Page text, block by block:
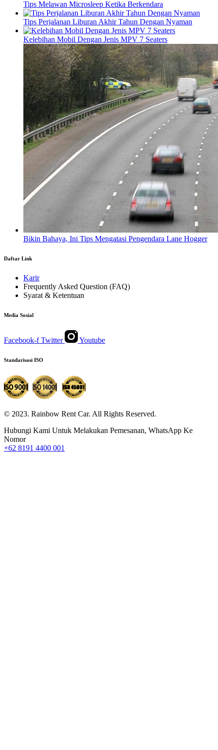
Tips Melawan Microsleep Ketika Berkendara
Tips Perjalanan Liburan Akhir Tahun Dengan Nyaman
Kelebihan Mobil Dengan Jenis MPV 7 Seaters
Bikin Bahaya, Ini Tips Mengatasi Pengendara Lane Hogger
Daftar Link
Karir
Frequently Asked Question (FAQ)
Syarat & Ketentuan
Media Sosial
Facebook-f Twitter Youtube
Standarisasi ISO
© 2023. Rainbow Rent Car. All Rights Reserved.
Hubungi Kami Untuk Melakukan Pemesanan, WhatsApp Ke
Nomor
+62 8191 4400 001